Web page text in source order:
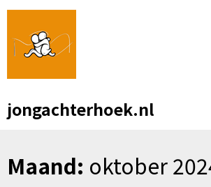
Skip
content
jongachterhoek.nl
Maand: oktober